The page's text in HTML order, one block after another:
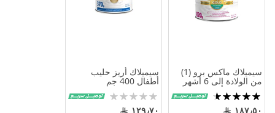
سيميلاك ماكس برو (1)
من الولادة إلى 6 أشهر
820 جم
تقييم:
92%
١٨٧٫٥٠
سيميلاك أريز حليب
أطفال 400 جم
Rating:
0%
١٢٩٫٧٠